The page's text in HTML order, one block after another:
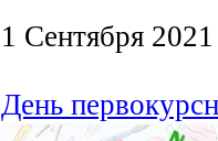
1 Сентября 2021
День